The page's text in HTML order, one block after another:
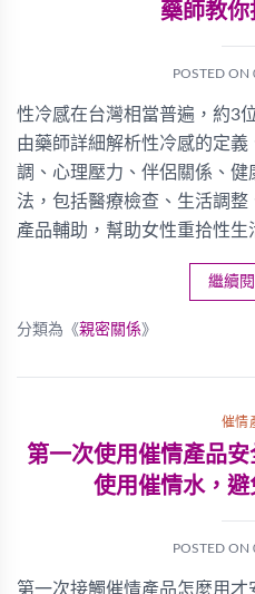
藥師教你
POSTED ON
性冷感在台灣相當普遍，約3
由藥師詳細解析性冷感的定
調、心理壓力、伴侶關係、
法，包括醫療檢查、生活調
產品輔助，幫助女性重拾性生
繼續
分類為《親密關係》
催情
第一次使用催情產品
使用催情水，
POSTED ON
第一次接觸催情產品怎麼用才